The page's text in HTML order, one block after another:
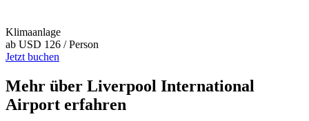
Klimaanlage
ab USD 126 / Person
Jetzt buchen
Mehr über Liverpool International
Airport erfahren